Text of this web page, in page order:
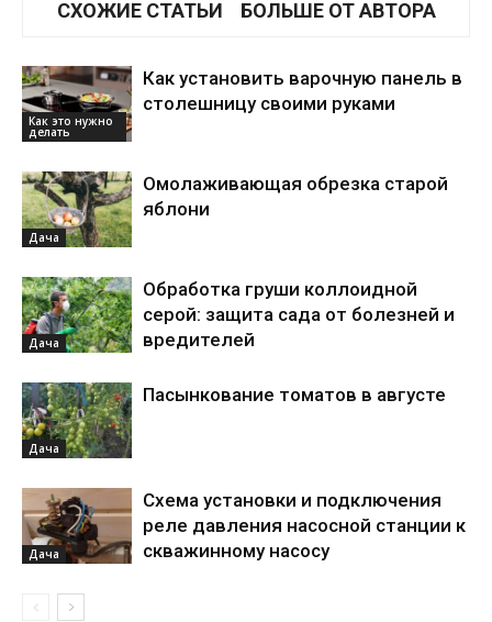
СХОЖИЕ СТАТЬИ БОЛЬШЕ ОТ АВТОРА
Как это нужно
делать
Как установить варочную панель в
столешницу своими руками
Дача
Омолаживающая обрезка старой
яблони
Дача
Обработка груши коллоидной
серой: защита сада от болезней и
вредителей
Дача
Пасынкование томатов в августе
Дача
Схема установки и подключения
реле давления насосной станции к
скважинному насосу